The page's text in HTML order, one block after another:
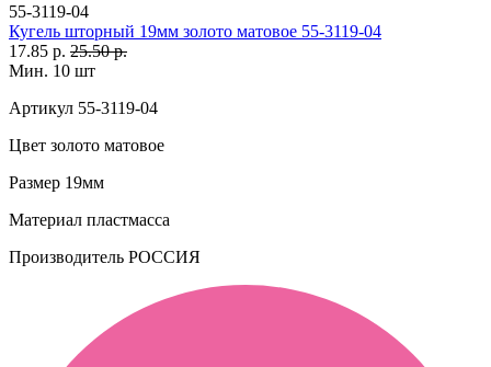
55-3119-04
Кугель шторный 19мм золото матовое 55-3119-04
17.85 р. 25.50 р.
Мин. 10 шт
Артикул 55-3119-04
Цвет золото матовое
Размер 19мм
Материал пластмасса
Производитель РОССИЯ